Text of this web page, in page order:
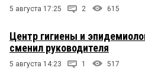
5 августа 17:25 2 615
Центр гигиены и
сменил руководителя
5 августа 14:23 1 517